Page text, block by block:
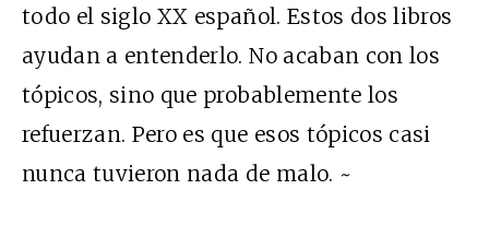
todo el siglo XX español. Estos dos libros
ayudan a entenderlo. No acaban con los
tópicos, sino que probablemente los
refuerzan. Pero es que esos tópicos casi
nunca tuvieron nada de malo. ~